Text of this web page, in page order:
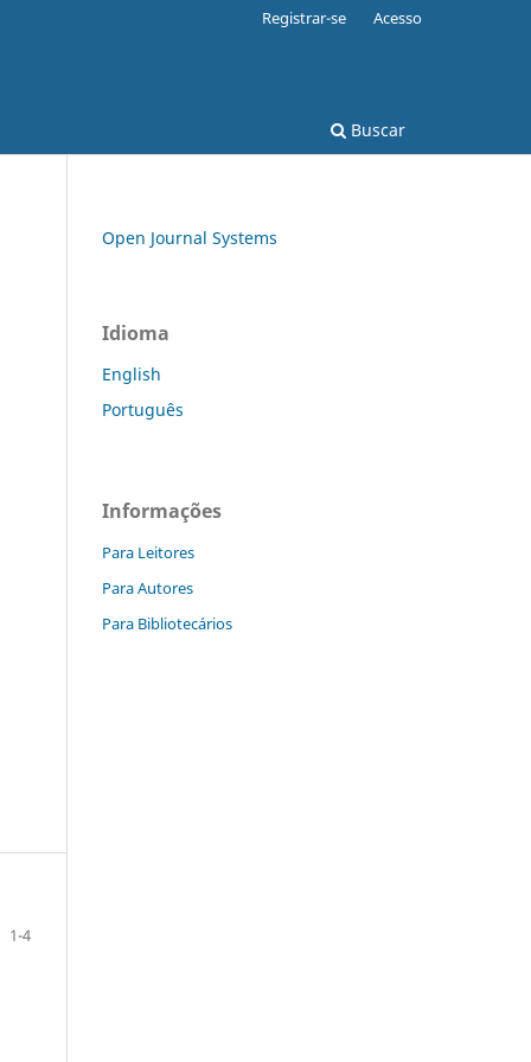
Buscar
Registrar-se Acesso
1-4
Open Journal Systems
Idioma
English
Português
Informações
Para Leitores
Para Autores
Para Bibliotecários